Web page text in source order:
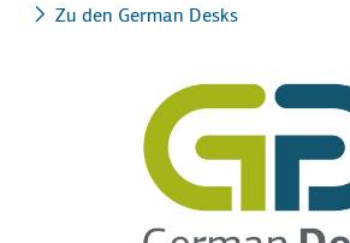
Zu den German Desks